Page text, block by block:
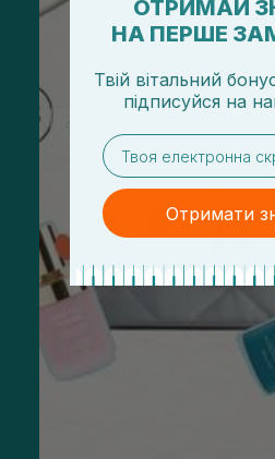
ОТРИМАЙ
НА ПЕРШЕ
Твій вітальний
підписуйся на
email
Отримати